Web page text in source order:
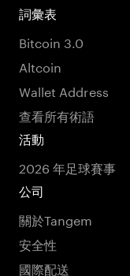
詞彙表
Bitcoin 3.0
Altcoin
Wallet Address
查看所有術語
活動
2026 年足球賽事
公司
關於Tangem
安全性
國際配送